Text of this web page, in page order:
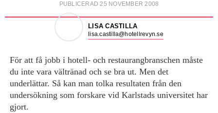
PUBLICERAD 25 NOVEMBER 2008
LISA CASTILLA
lisa.castilla@hotellrevyn.se
För att få jobb i hotell- och restaurangbranschen måste
du inte vara vältränad och se bra ut. Men det
underlättar. Så kan man tolka resultaten från den
undersökning som forskare vid Karlstads universitet har
gjort.